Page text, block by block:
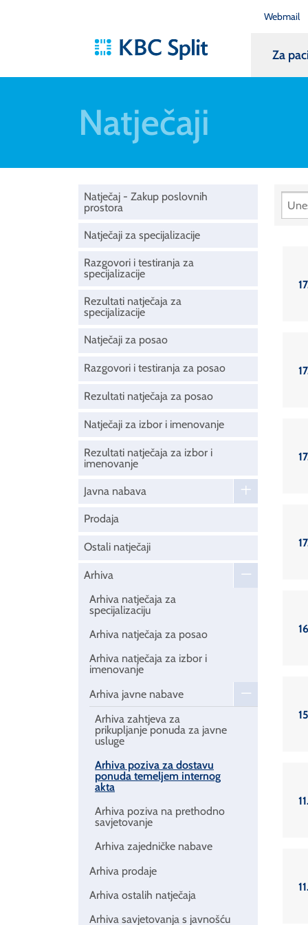
Webmail
Za
Natječaji
Natječaj - Zakup poslovnih
prostora
Natječaji za specijalizacije
Razgovori i testiranja za
specijalizacije
Rezultati natječaja za
specijalizacije
Natječaji za posao
Razgovori i testiranja za posao
Rezultati natječaja za posao
Natječaji za izbor i imenovanje
Rezultati natječaja za izbor i
imenovanje
Javna nabava
Prodaja
Ostali natječaji
Arhiva
Arhiva natječaja za
specijalizaciju
Arhiva natječaja za posao
Arhiva natječaja za izbor i
imenovanje
Arhiva javne nabave
Arhiva zahtjeva za
prikupljanje ponuda za javne
usluge
Arhiva poziva za dostavu
ponuda temeljem internog
akta
Arhiva poziva na prethodno
savjetovanje
Arhiva zajedničke nabave
Arhiva prodaje
Arhiva ostalih natječaja
Arhiva savjetovanja s javnošću